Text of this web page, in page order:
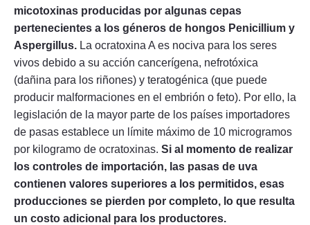
micotoxinas producidas por algunas cepas
pertenecientes a los géneros de hongos Penicillium y
Aspergillus. La ocratoxina A es nociva para los seres
vivos debido a su acción cancerígena, nefrotóxica
(dañina para los riñones) y teratogénica (que puede
producir malformaciones en el embrión o feto). Por ello, la
legislación de la mayor parte de los países importadores
de pasas establece un límite máximo de 10 microgramos
por kilogramo de ocratoxinas. Si al momento de realizar
los controles de importación, las pasas de uva
contienen valores superiores a los permitidos, esas
producciones se pierden por completo, lo que resulta
un costo adicional para los productores.